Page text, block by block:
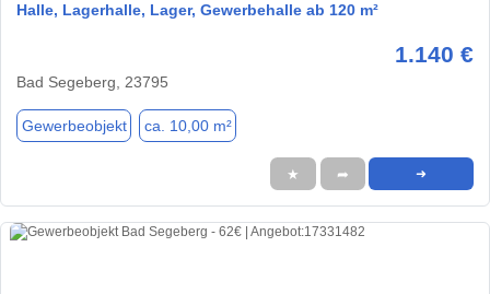
Halle, Lagerhalle, Lager, Gewerbehalle ab 120 m²
1.140 €
Bad Segeberg, 23795
Gewerbeobjekt ca. 10,00 m²
★ ➦ ➜